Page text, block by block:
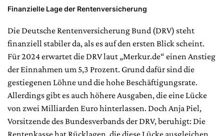
Finanzielle Lage der Rentenversicherung
Die Deutsche Rentenversicherung Bund (DRV) steht
finanziell stabiler da, als es auf den ersten Blick scheint.
Für 2024 erwartet die DRV laut „Merkur.de“ einen Anstieg
der Einnahmen um 5,3 Prozent. Grund dafür sind die
gestiegenen Löhne und die hohe Beschäftigungsrate.
Allerdings gibt es auch höhere Ausgaben, die eine Lücke
von zwei Milliarden Euro hinterlassen. Doch Anja Piel,
Vorsitzende des Bundesverbands der DRV, beruhigt: Die
Rentenkasse hat Rücklagen, die diese Lücke ausgleichen